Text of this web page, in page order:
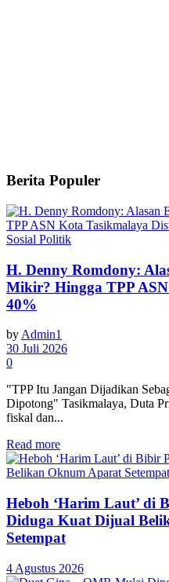
Berita Populer
Sosial Politik
H. Denny Romdony:
Mikir? Hingga TPP
40%
by Admin1
30 Juli 2026
0
"TPP Itu Jangan Dijadikan
Dipotong" Tasikmalaya, Duta
fiskal dan...
Read more
Heboh ‘Harim Laut’ di
Diduga Kuat Dijual
Setempat
4 Agustus 2026